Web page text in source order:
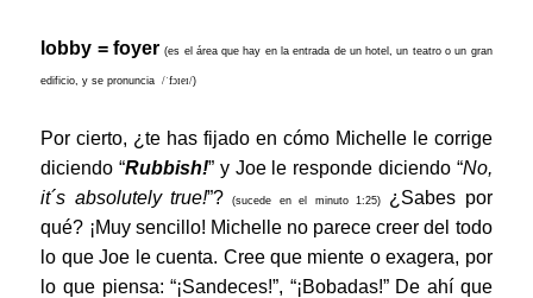
lobby = foyer (es el área que hay en la entrada de un hotel, un teatro o un gran
edificio, y se pronuncia/ˈfɔɪeɪ/)
Por cierto, ¿te has fijado en cómo Michelle le corrige
diciendo “Rubbish!” y Joe le responde diciendo “No,
it´s absolutely true!”?(sucede en el minuto 1:25)¿Sabes por
qué? ¡Muy sencillo! Michelle no parece creer del todo
lo que Joe le cuenta. Cree que miente o exagera, por
lo que piensa: “¡Sandeces!”, “¡Bobadas!” De ahí que